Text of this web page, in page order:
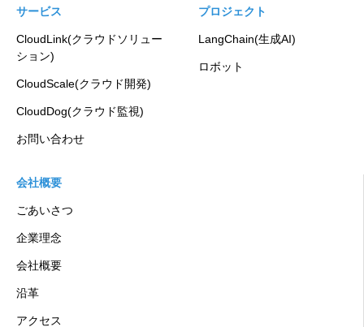
サービス
CloudLink(クラウドソリュー
ション)
CloudScale(クラウド開発)
CloudDog(クラウド監視)
お問い合わせ
プロジェクト
LangChain(生成AI)
ロボット
会社概要
ごあいさつ
企業理念
会社概要
沿革
アクセス